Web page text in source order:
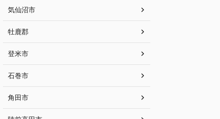
気仙沼市
牡鹿郡
登米市
石巻市
角田市